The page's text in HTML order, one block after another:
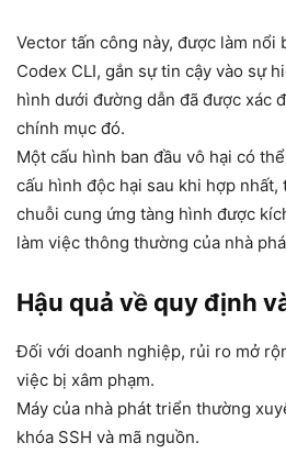
Vector tấn công này, được làm nổi
Codex CLI, gắn sự tin cậy vào sự
hình dưới đường dẫn đã được xác
chính mục đó.
Một cấu hình ban đầu vô hại có
cấu hình độc hại sau khi hợp nhất,
chuỗi cung ứng tàng hình được
làm việc thông thường của nhà
Hậu quả về quy định
Đối với doanh nghiệp, rủi ro mở
việc bị xâm phạm.
Máy của nhà phát triển thường
khóa SSH và mã nguồn.